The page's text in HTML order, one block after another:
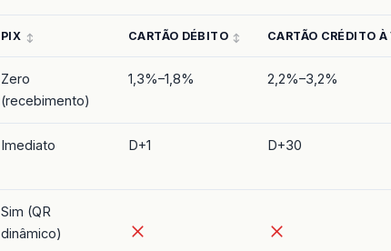
PIX CARTÃO DÉBITO CARTÃO CRÉDITO
Zero
(recebimento)
1,3%–1,8% 2,2%–3,2%
Imediato D+1 D+30
Sim (QR
dinâmico)